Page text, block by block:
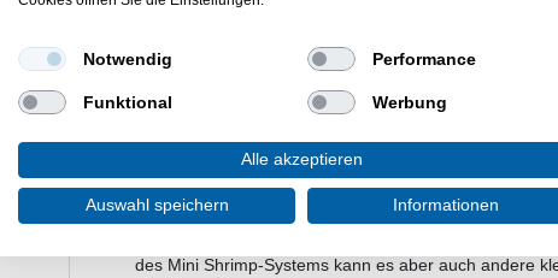
Angelart: Meeresangeln
Zielfisch: Hering
Serie: Balzer Edition Sea
Häufig gestellte Fragen zum Balzer
Rig pink
Für welche Zielfische eignet sich das Balzer
im
des Mini Shrimp-Systems kann es aber auch andere
Notwendig Performance
Funktional Werbung
Alle akzeptieren
Auswahl speichern Informationen